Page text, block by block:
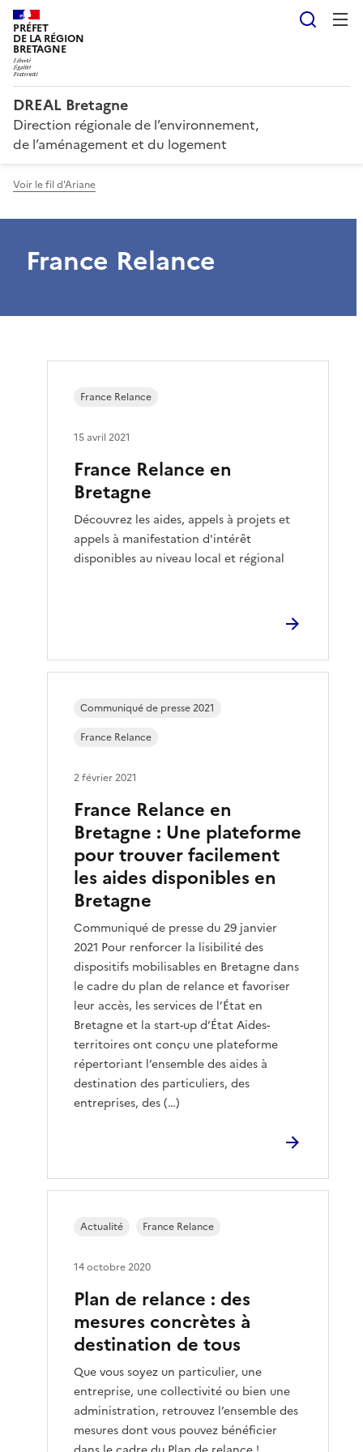
PRÉFET
DE LA RÉGION
BRETAGNE
DREAL Bretagne
Direction régionale de l’environnement,
de l’aménagement et du logement
Voir le fil d'Ariane
France Relance
France Relance en
Bretagne
Découvrez les aides, appels à projets et
appels à manifestation d'intérêt
disponibles au niveau local et régional
France Relance
15 avril 2021
France Relance en
Bretagne : Une plateforme
pour trouver facilement
les aides disponibles en
Bretagne
Communiqué de presse du 29 janvier
2021 Pour renforcer la lisibilité des
dispositifs mobilisables en Bretagne dans
le cadre du plan de relance et favoriser
leur accès, les services de l’État en
Bretagne et la start-up d’État Aides-
territoires ont conçu une plateforme
répertoriant l’ensemble des aides à
destination des particuliers, des
entreprises, des (…)
Communiqué de presse 2021
France Relance
2 février 2021
Plan de relance : des
mesures concrètes à
destination de tous
Que vous soyez un particulier, une
entreprise, une collectivité ou bien une
administration, retrouvez l’ensemble des
mesures dont vous pouvez bénéficier
Actualité France Relance
14 octobre 2020